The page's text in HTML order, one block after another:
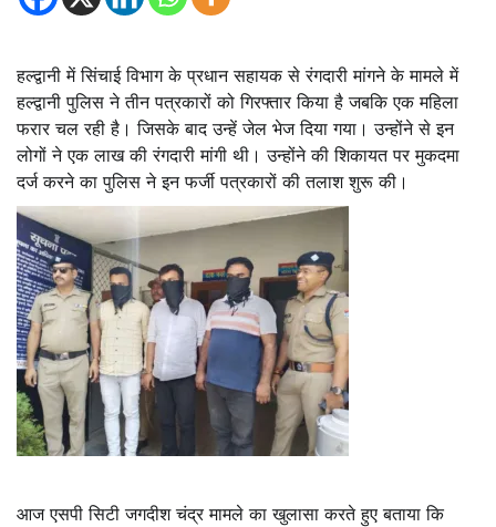
हल्द्वानी में सिंचाई विभाग के प्रधान सहायक से रंगदारी मांगने के मामले में
हल्द्वानी पुलिस ने तीन पत्रकारों को गिरफ्तार किया है जबकि एक महिला
फरार चल रही है। जिसके बाद उन्हें जेल भेज दिया गया। उन्होंने से इन
लोगों ने एक लाख की रंगदारी मांगी थी। उन्होंने की शिकायत पर मुकदमा
दर्ज करने का पुलिस ने इन फर्जी पत्रकारों की तलाश शुरू की।
आज एसपी सिटी जगदीश चंद्र मामले का खुलासा करते हुए बताया कि